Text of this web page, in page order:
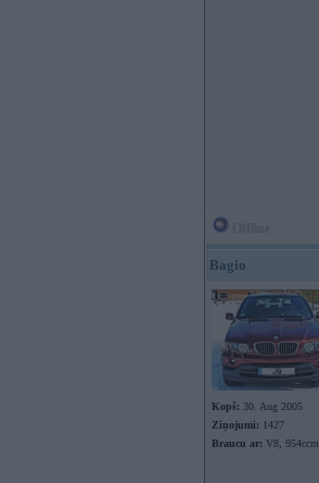
Bagio
Kopš: 30. Aug 2005
Ziņojumi: 1427
Braucu ar: V8, 954ccm